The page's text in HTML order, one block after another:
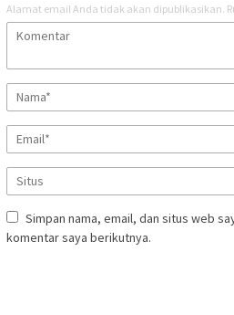
Alamat email Anda tidak akan dipublikasikan.
Simpan nama, email, dan situs web
komentar saya berikutnya.